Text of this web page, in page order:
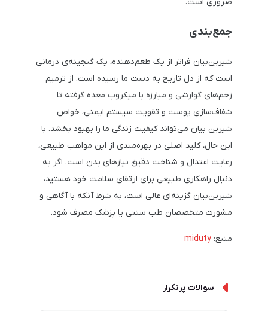
جمع‌بندی
شیرین‌بیان فراتر از یک طعم‌دهنده، یک گنجینه‌ی درمانی
است که از دل تاریخ به دست ما رسیده است. از ترمیم
زخم‌های گوارشی و مبارزه با میکروب معده گرفته تا
شفاف‌سازی پوست و تقویت سیستم ایمنی، خواص
شیرین بیان می‌تواند کیفیت زندگی ما را بهبود بخشد. با
این حال، کلید اصلی در بهره‌مندی از این مواهب طبیعی،
رعایت اعتدال و شناخت دقیق نیازهای بدن است. اگر به
دنبال راهکاری طبیعی برای ارتقای سلامت خود هستید،
شیرین‌بیان گزینه‌ای عالی است، به شرط آنکه با آگاهی و
مشورت متخصصان طب سنتی یا پزشک مصرف شود.
منبع: miduty
سوالات پرتکرار